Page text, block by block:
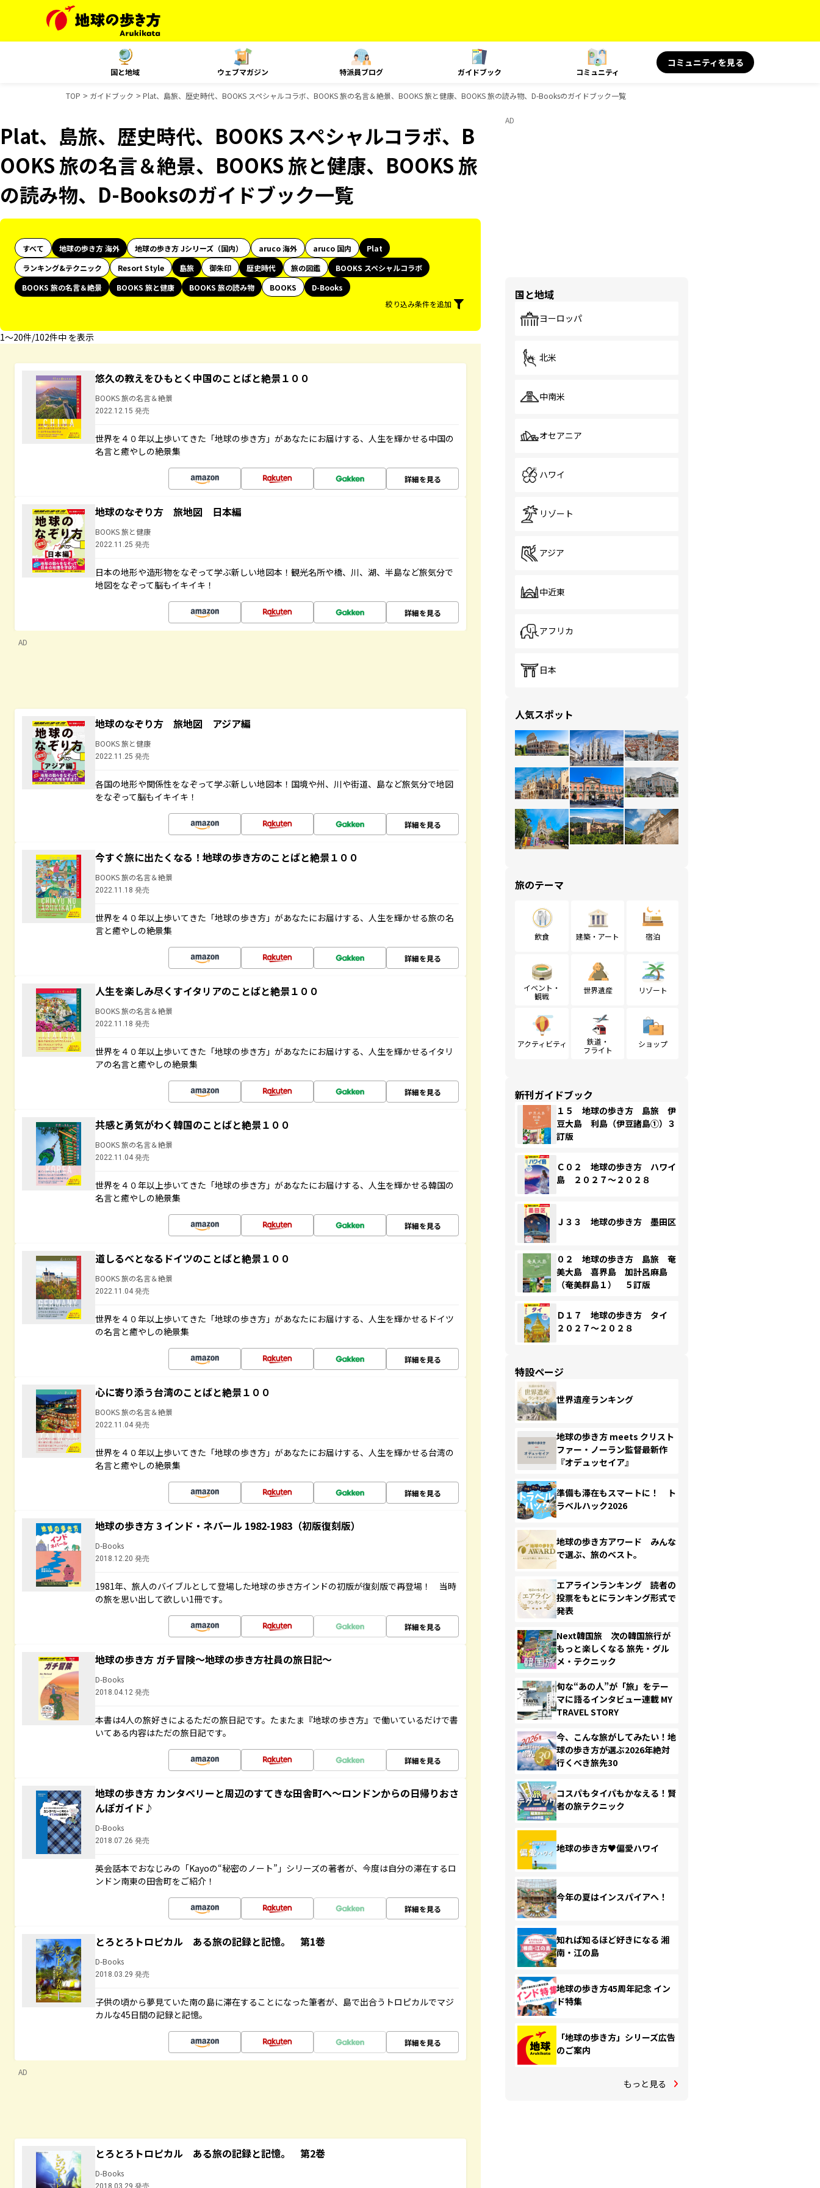
国と地域 ウェブマガジン 特派員ブログ ガイドブック コミュニティ
コミュニティを見る
TOP ガイドブック Plat、島旅、歴史時代、BOOKS スペシャルコラボ、BOOKS 旅の名言＆絶景、BOOKS 旅と健康、BOOKS 旅の読み物、D-Booksのガイドブック一覧
Plat、島旅、歴史時代、BOOKS スペシャルコラボ、B
OOKS 旅の名言＆絶景、BOOKS 旅と健康、BOOKS 旅
の読み物、D-Booksのガイドブック一覧
すべて 地球の歩き方 海外 地球の歩き方 Jシリーズ（国内） aruco 海外 aruco 国内
Plat
ランキング&テクニック
Resort Style 島旅 御朱印 歴史時代 旅の図鑑
BOOKS スペシャルコラボ
BOOKS 旅の名言＆絶景
BOOKS 旅と健康 BOOKS 旅の読み物 BOOKS
D-Books
絞り込み条件を追加
1〜20件/102件中 を表示
悠久の教えをひもとく中国のことばと絶景１００
BOOKS 旅の名言＆絶景
2022.12.15 発売
世界を４０年以上歩いてきた「地球の歩き方」があなたにお届けする、人生を輝かせる中国の
名言と癒やしの絶景集
詳細を見る
地球のなぞり方 旅地図 日本編
BOOKS 旅と健康
2022.11.25 発売
日本の地形や造形物をなぞって学ぶ新しい地図本！観光名所や橋、川、湖、半島など旅気分で
地図をなぞって脳もイキイキ！
詳細を見る
AD
地球のなぞり方 旅地図 アジア編
BOOKS 旅と健康
2022.11.25 発売
各国の地形や関係性をなぞって学ぶ新しい地図本！国境や州、川や街道、島など旅気分で地図
をなぞって脳もイキイキ！
詳細を見る
今すぐ旅に出たくなる！地球の歩き方のことばと絶景１００
BOOKS 旅の名言＆絶景
2022.11.18 発売
世界を４０年以上歩いてきた「地球の歩き方」があなたにお届けする、人生を輝かせる旅の名
言と癒やしの絶景集
詳細を見る
人生を楽しみ尽くすイタリアのことばと絶景１００
BOOKS 旅の名言＆絶景
2022.11.18 発売
世界を４０年以上歩いてきた「地球の歩き方」があなたにお届けする、人生を輝かせるイタリ
アの名言と癒やしの絶景集
詳細を見る
共感と勇気がわく韓国のことばと絶景１００
BOOKS 旅の名言＆絶景
2022.11.04 発売
世界を４０年以上歩いてきた「地球の歩き方」があなたにお届けする、人生を輝かせる韓国の
名言と癒やしの絶景集
詳細を見る
道しるべとなるドイツのことばと絶景１００
BOOKS 旅の名言＆絶景
2022.11.04 発売
世界を４０年以上歩いてきた「地球の歩き方」があなたにお届けする、人生を輝かせるドイツ
の名言と癒やしの絶景集
詳細を見る
心に寄り添う台湾のことばと絶景１００
BOOKS 旅の名言＆絶景
2022.11.04 発売
世界を４０年以上歩いてきた「地球の歩き方」があなたにお届けする、人生を輝かせる台湾の
名言と癒やしの絶景集
詳細を見る
地球の歩き方 3 インド・ネパール 1982-1983（初版復刻版）
D-Books
2018.12.20 発売
1981年、旅人のバイブルとして登場した地球の歩き方インドの初版が復刻版で再登場！ 当時
の旅を思い出して欲しい1冊です。
詳細を見る
地球の歩き方 ガチ冒険～地球の歩き方社員の旅日記～
D-Books
2018.04.12 発売
本書は4人の旅好きによるただの旅日記です。たまたま『地球の歩き方』で働いているだけで書
いてある内容はただの旅日記です。
詳細を見る
地球の歩き方 カンタベリーと周辺のすてきな田舎町へ～ロンドンからの日帰りおさ
んぽガイド♪
D-Books
2018.07.26 発売
英会話本でおなじみの「Kayoの“秘密のノート”」シリーズの著者が、今度は自分の滞在するロ
ンドン南東の田舎町をご紹介！
詳細を見る
とろとろトロピカル ある旅の記録と記憶。 第1巻
D-Books
2018.03.29 発売
子供の頃から夢見ていた南の島に滞在することになった筆者が、島で出合うトロピカルでマジ
カルな45日間の記録と記憶。
詳細を見る
AD
とろとろトロピカル ある旅の記録と記憶。 第2巻
D-Books
2018.03.29 発売
AD
国と地域
ヨーロッパ
北米
中南米
オセアニア
ハワイ
リゾート
アジア
中近東
アフリカ
日本
人気スポット
旅のテーマ
飲食 建築・アート 宿泊
イベント・
観戦
世界遺産 リゾート
アクティビティ
鉄道・
フライト
ショップ
新刊ガイドブック
１５ 地球の歩き方 島旅 伊
豆大島 利島（伊豆諸島①）３
訂版
Ｃ０２ 地球の歩き方 ハワイ
島 ２０２７～２０２８
Ｊ３３ 地球の歩き方 墨田区
０２ 地球の歩き方 島旅 奄
美大島 喜界島 加計呂麻島
（奄美群島１） ５訂版
Ｄ１７ 地球の歩き方 タイ
２０２７～２０２８
特設ページ
世界遺産ランキング
地球の歩き方 meets クリスト
ファー・ノーラン監督最新作
『オデュッセイア』
準備も滞在もスマートに！ ト
ラベルハック2026
地球の歩き方アワード みんな
で選ぶ、旅のベスト。
エアラインランキング 読者の
投票をもとにランキング形式で
発表
Next韓国旅 次の韓国旅行が
もっと楽しくなる 旅先・グル
メ・テクニック
旬な“あの人”が「旅」をテー
マに語るインタビュー連載 MY
TRAVEL STORY
今、こんな旅がしてみたい！地
球の歩き方が選ぶ2026年絶対
行くべき旅先30
コスパもタイパもかなえる！賢
者の旅テクニック
地球の歩き方♥偏愛ハワイ
今年の夏はインスパイアへ！
知れば知るほど好きになる 湘
南・江の島
地球の歩き方45周年記念 イン
ド特集
「地球の歩き方」シリーズ広告
のご案内
もっと見る